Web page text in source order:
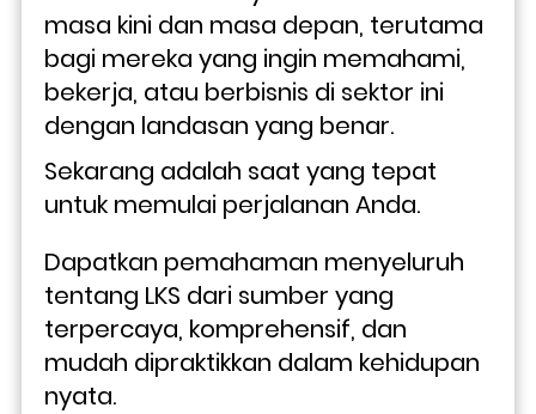
masa kini dan masa depan, terutama
bagi mereka yang ingin memahami,
bekerja, atau berbisnis di sektor ini
dengan landasan yang benar.
Sekarang adalah saat yang tepat
untuk memulai perjalanan Anda.
Dapatkan pemahaman menyeluruh
tentang LKS dari sumber yang
terpercaya, komprehensif, dan
mudah dipraktikkan dalam kehidupan
nyata.